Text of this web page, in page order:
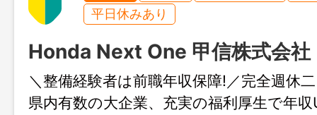
平日休みあり
Honda Next One 甲信株式会社
＼整備経験者は前職年収保障!／完全週休
県内有数の大企業、充実の福利厚生で年